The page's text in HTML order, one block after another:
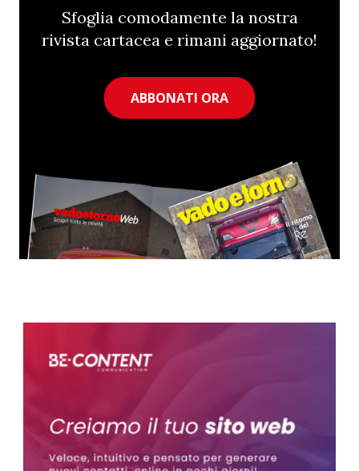
Sfoglia comodamente la nostra
rivista cartacea e rimani aggiornato!
ABBONATI ORA